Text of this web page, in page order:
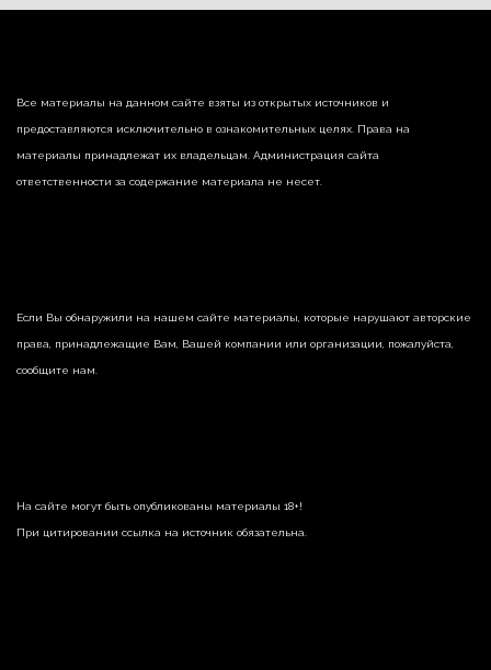
Все материалы на данном сайте взяты из открытых источников и
предоставляются исключительно в ознакомительных целях. Права на
материалы принадлежат их владельцам. Администрация сайта
ответственности за содержание материала не несет.
Если Вы обнаружили на нашем сайте материалы, которые нарушают авторские
права, принадлежащие Вам, Вашей компании или организации, пожалуйста,
сообщите нам.
На сайте могут быть опубликованы материалы 18+!
При цитировании ссылка на источник обязательна.